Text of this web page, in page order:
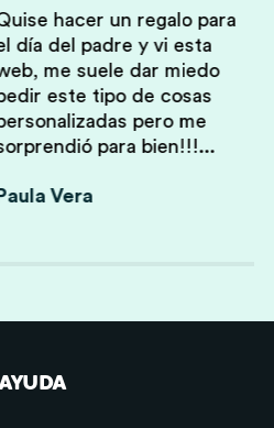
hacer un regalo para
día del padre y vi esta
me suele dar miedo
este tipo de cosas
pero me
para bien!!!...
Vera